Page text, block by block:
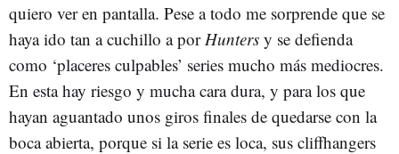
quiero ver en pantalla. Pese a todo me sorprende que se
haya ido tan a cuchillo a porHunters y se defienda
como ‘placeres culpables’ series mucho más mediocres.
En esta hay riesgo y mucha cara dura, y para los que
hayan aguantado unos giros finales de quedarse con la
boca abierta, porque si la serie es loca, sus cliffhangers